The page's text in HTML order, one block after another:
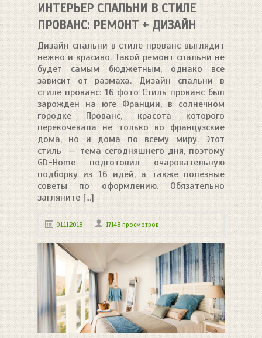
ИНТЕРЬЕР СПАЛЬНИ В СТИЛЕ
ПРОВАНС: РЕМОНТ + ДИЗАЙН
Дизайн спальни в стиле прованс выглядит
нежно и красиво. Такой ремонт спальни не
будет самым бюджетным, однако все
зависит от размаха. Дизайн спальни в
стиле прованс: 16 фото Стиль прованс был
зарожден на юге Франции, в солнечном
городке Прованс, красота которого
перекочевала не только во французские
дома, но и дома по всему миру. Этот
стиль — тема сегодняшнего дня, поэтому
GD-Home подготовил очаровательную
подборку из 16 идей, а также полезные
советы по оформлению. Обязательно
загляните [...]
01.11.2018 17148 просмотров